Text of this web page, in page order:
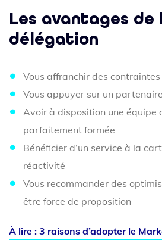
Les avantages de
délégation
Vous affranchir des
Vous appuyer sur un
Avoir à disposition une équipe
parfaitement formée
Bénéficier d’un service à la
réactivité
Vous recommander des
être force de proposition
À lire : 3 raisons d’adopter le